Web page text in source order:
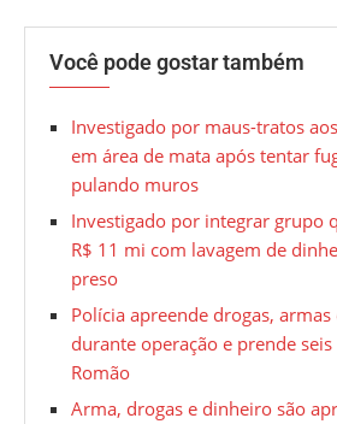
Você pode gostar também
Investigado por maus-tratos
em área de mata após tentar
pulando muros
Investigado por integrar grupo
R$ 11 mi com lavagem de
preso
Polícia apreende drogas,
durante operação e prende seis
Romão
Arma, drogas e dinheiro são